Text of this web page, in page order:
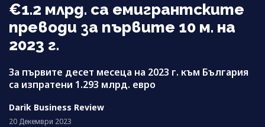
€1.2 млрд. са емигрантските
преводи за първите 10 м. на
2023 г.
За първите десет месеца на 2023 г. към България
са изпратени 1.293 млрд. евро
Darik Business Review
20 Декември 2023